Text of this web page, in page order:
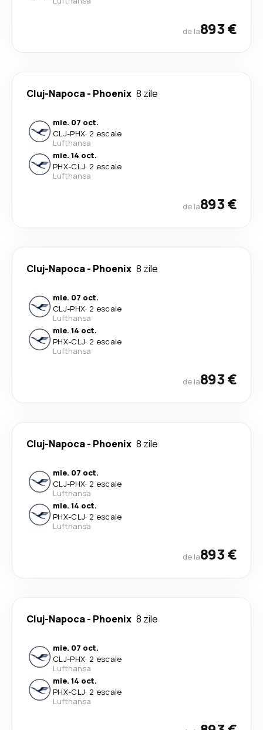
de la893 €
Cluj-Napoca- Phoenix 8 zile
mie. 07 oct.
CLJ-PHX· 2 escale
Lufthansa
mie. 14 oct.
PHX-CLJ· 2 escale
Lufthansa
de la893 €
Cluj-Napoca- Phoenix 8 zile
mie. 07 oct.
CLJ-PHX· 2 escale
Lufthansa
mie. 14 oct.
PHX-CLJ· 2 escale
Lufthansa
de la893 €
Cluj-Napoca- Phoenix 8 zile
mie. 07 oct.
CLJ-PHX· 2 escale
Lufthansa
mie. 14 oct.
PHX-CLJ· 2 escale
Lufthansa
de la893 €
Cluj-Napoca- Phoenix 8 zile
mie. 07 oct.
CLJ-PHX· 2 escale
Lufthansa
mie. 14 oct.
PHX-CLJ· 2 escale
Lufthansa